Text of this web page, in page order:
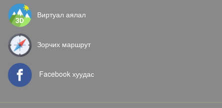
Виртуал аялал
Зорчих маршрут
Facebook хуудас